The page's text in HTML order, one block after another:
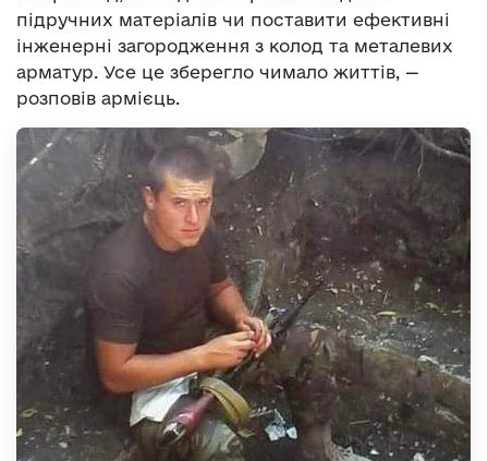
підручних матеріалів чи поставити ефективні
інженерні загородження з колод та металевих
арматур. Усе це зберегло чимало життів, —
розповів армієць.